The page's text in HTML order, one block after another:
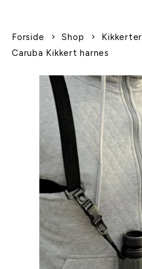
Forside Shop Kikkerter
Caruba Kikkert harnes